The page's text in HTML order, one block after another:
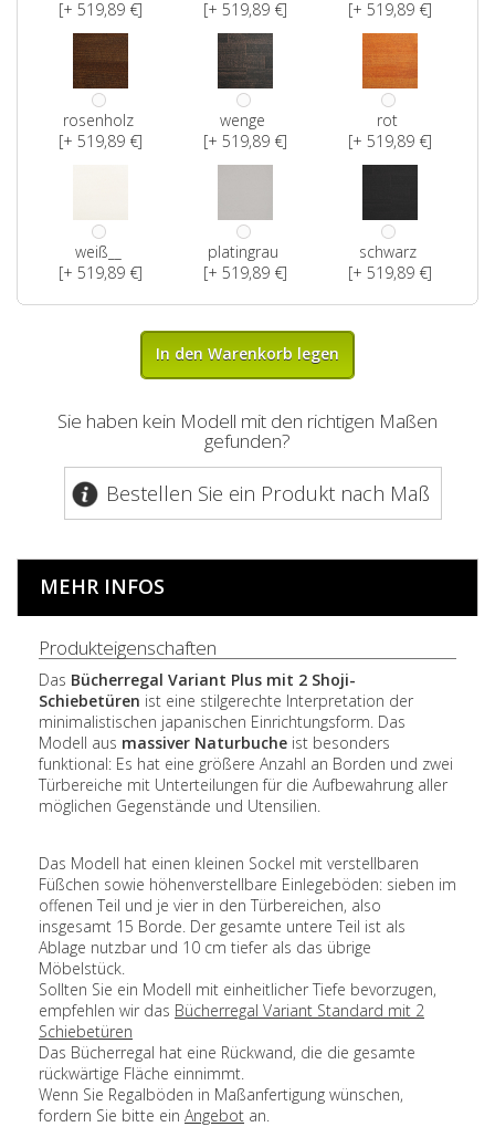
[+ 519,89 €] [+ 519,89 €] [+ 519,89 €]
rosenholz
[+ 519,89 €]
wenge
[+ 519,89 €]
rot
[+ 519,89 €]
weiß__
[+ 519,89 €]
platingrau
[+ 519,89 €]
schwarz
[+ 519,89 €]
In den Warenkorb legen
Sie haben kein Modell mit den richtigen Maßen
gefunden?
Bestellen Sie ein Produkt nach Maß
MEHR INFOS
Produkteigenschaften
Das Bücherregal Variant Plus mit 2 Shoji-
Schiebetüren ist eine stilgerechte Interpretation der
minimalistischen japanischen Einrichtungsform. Das
Modell aus massiver Naturbuche ist besonders
funktional: Es hat eine größere Anzahl an Borden und zwei
Türbereiche mit Unterteilungen für die Aufbewahrung aller
möglichen Gegenstände und Utensilien.
Das Modell hat einen kleinen Sockel mit verstellbaren
Füßchen sowie höhenverstellbare Einlegeböden: sieben im
offenen Teil und je vier in den Türbereichen, also
insgesamt 15 Borde. Der gesamte untere Teil ist als
Ablage nutzbar und 10 cm tiefer als das übrige
Möbelstück.
Sollten Sie ein Modell mit einheitlicher Tiefe bevorzugen,
empfehlen wir das Bücherregal Variant Standard mit 2
Schiebetüren
Das Bücherregal hat eine Rückwand, die die gesamte
rückwärtige Fläche einnimmt.
Wenn Sie Regalböden in Maßanfertigung wünschen,
fordern Sie bitte ein Angebot an.